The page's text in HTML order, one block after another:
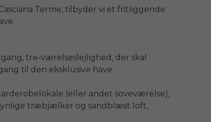
Terme, tilbyder vi et fritliggende
tre-værelseslejlighed, der skal
til den eksklusive have.
(eller andet soveværelse),
træbjælker og sandblæst loft,